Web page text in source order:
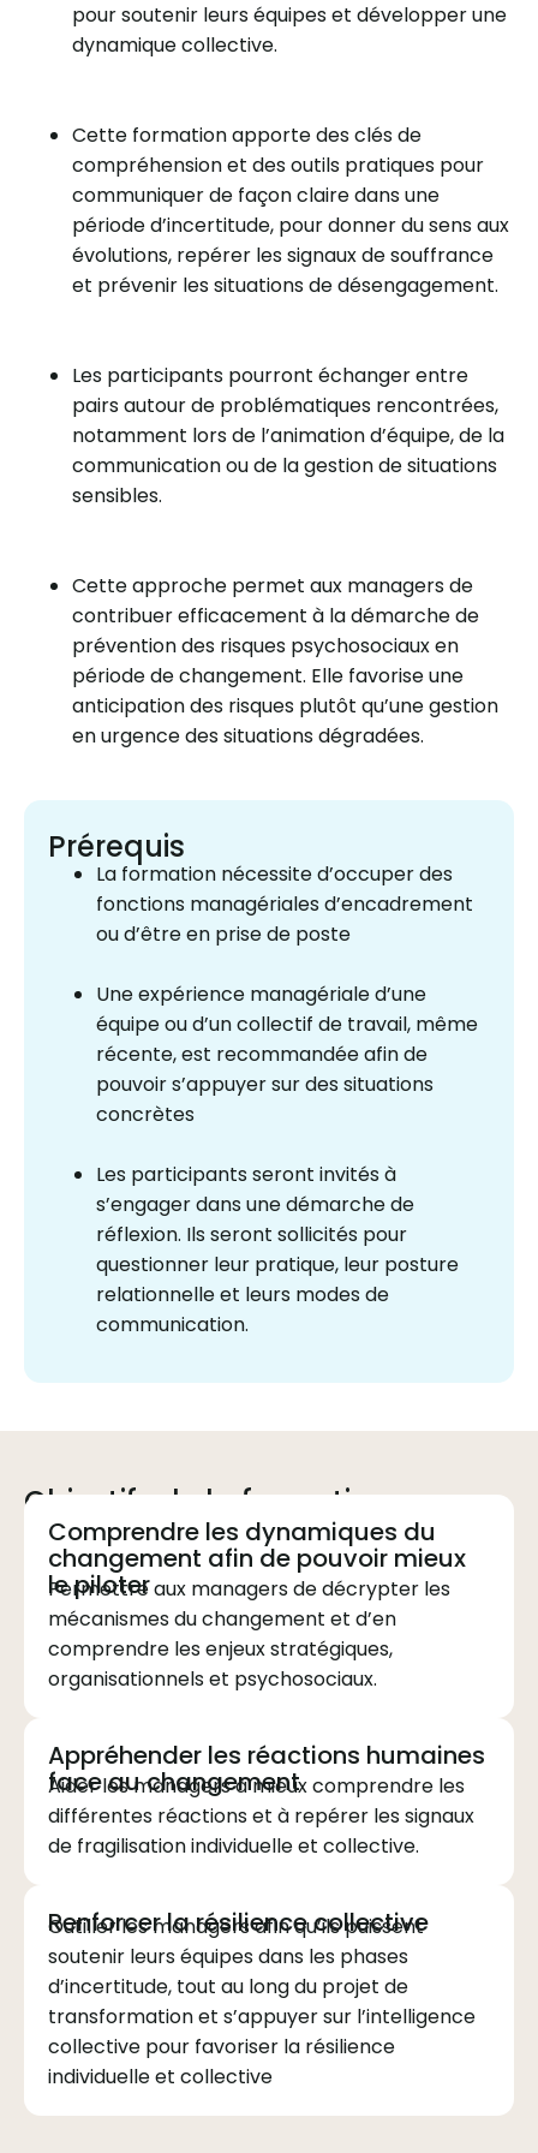
pour soutenir leurs équipes et développer une
dynamique collective.
Cette formation apporte des clés de
compréhension et des outils pratiques pour
communiquer de façon claire dans une
période d’incertitude, pour donner du sens aux
évolutions, repérer les signaux de souffrance
et prévenir les situations de désengagement.
Les participants pourront échanger entre
pairs autour de problématiques rencontrées,
notamment lors de l’animation d’équipe, de la
communication ou de la gestion de situations
sensibles.
Cette approche permet aux managers de
contribuer efficacement à la démarche de
prévention des risques psychosociaux en
période de changement. Elle favorise une
anticipation des risques plutôt qu’une gestion
en urgence des situations dégradées.
Prérequis
La formation nécessite d’occuper des
fonctions managériales d’encadrement
ou d’être en prise de poste
Une expérience managériale d’une
équipe ou d’un collectif de travail, même
récente, est recommandée afin de
pouvoir s’appuyer sur des situations
concrètes
Les participants seront invités à
s’engager dans une démarche de
réflexion. Ils seront sollicités pour
questionner leur pratique, leur posture
relationnelle et leurs modes de
communication.
Objectifs de la formation
Comprendre les dynamiques du
changement afin de pouvoir mieux
le piloter
Permettre aux managers de décrypter les
mécanismes du changement et d’en
comprendre les enjeux stratégiques,
organisationnels et psychosociaux.
Appréhender les réactions humaines
face au changement
Aider les managers à mieux comprendre les
différentes réactions et à repérer les signaux
de fragilisation individuelle et collective.
Renforcer la résilience collective
Outiller les managers afin qu’ils puissent
soutenir leurs équipes dans les phases
d’incertitude, tout au long du projet de
transformation et s’appuyer sur l’intelligence
collective pour favoriser la résilience
individuelle et collective